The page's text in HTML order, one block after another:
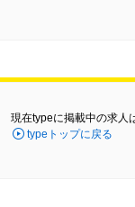
現在typeに掲載中の求人
typeトップに戻る